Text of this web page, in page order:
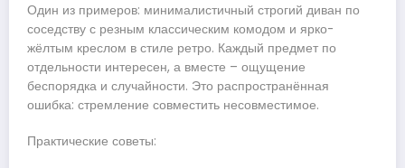
Один из примеров: минималистичный строгий диван по
соседству с резным классическим комодом и ярко-
жёлтым креслом в стиле ретро. Каждый предмет по
отдельности интересен, а вместе – ощущение
беспорядка и случайности. Это распространённая
ошибка: стремление совместить несовместимое.
Практические советы: